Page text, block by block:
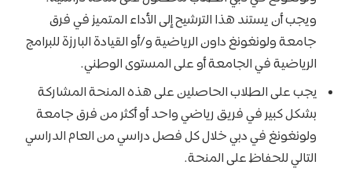
ويجب أن يستند هذا الترشيح إلى الأداء المتميز في فرق
جامعة ولونغونغ داون الرياضية و/أو القيادة البارزة للبرامج
الرياضية في الجامعة أو على المستوى الوطني.
يجب على الطلاب الحاصلين على هذه المنحة المشاركة
بشكل كبير في فريق رياضي واحد أو أكثر من فرق جامعة
ولونغونغ في دبي خلال كل فصل دراسي من العام الدراسي
التالي للحفاظ على المنحة.